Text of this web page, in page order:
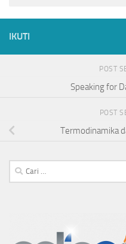
IKUTI
POST
Speaking for
POST
Termodinamika
Cari
untuk: